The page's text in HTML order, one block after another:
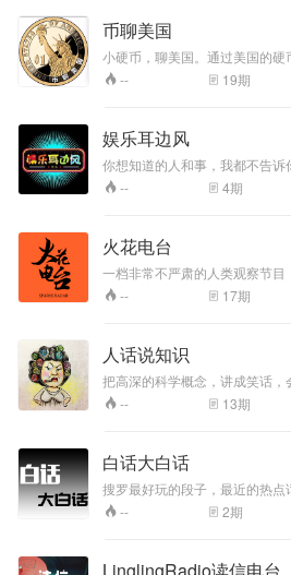
自己的行为，因为我们学会了道
就是这样，细想一下挺可怕的那
我们不要被骗，而不是让我们成为
我们深深的知道被骗有多么让人
多年回头以一个旁观者的视角来
币聊美国
小硬币，聊美国。通过美国的硬
的历史与文化，里面有许多中国
故事。
-- 19期
娱乐耳边风
你想知道的人和事，我都不告诉
--
4期
火花电台
一档非常不严肃的人类观察节目
研究、反向鸡汤、逆向成功学。
-- 17期
人话说知识
把高深的科学概念，讲成笑话，
人话的知识分子都是臭流氓。我
教，反培训的“人话派“知识分子。
-- 13期
白话大白话
搜罗最好玩的段子，最近的热点
胡说八道。
-- 2期